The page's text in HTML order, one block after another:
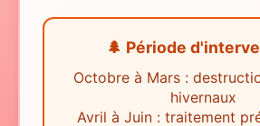
🌲 Période
Octobre à Mars :
hivernaux
Avril à Juin : traitement